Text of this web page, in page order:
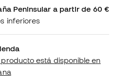
Peninsular a partir de 60 €
inferiores
está disponible en